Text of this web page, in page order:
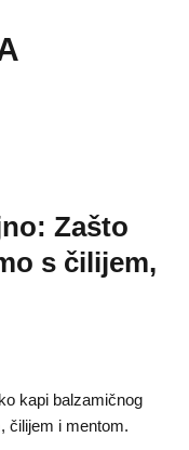
Zašto
s čilijem,
kapi balzamičnog
čilijem i mentom.